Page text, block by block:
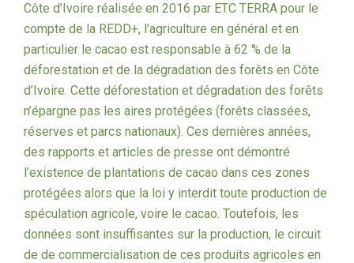
Côte d’Ivoire réalisée en 2016 par ETC TERRA pour le
compte de la REDD+, l’agriculture en général et en
particulier le cacao est responsable à 62 % de la
déforestation et de la dégradation des forêts en Côte
d’Ivoire. Cette déforestation et dégradation des forêts
n’épargne pas les aires protégées (forêts classées,
réserves et parcs nationaux). Ces dernières années,
des rapports et articles de presse ont démontré
l’existence de plantations de cacao dans ces zones
protégées alors que la loi y interdit toute production de
spéculation agricole, voire le cacao. Toutefois, les
données sont insuffisantes sur la production, le circuit
de de commercialisation de ces produits agricoles en